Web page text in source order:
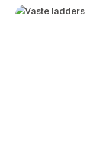
Skip category gallery